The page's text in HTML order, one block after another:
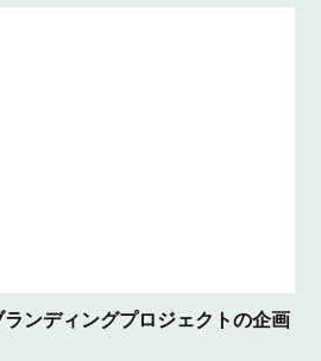
ンディングプロジェクトの企画